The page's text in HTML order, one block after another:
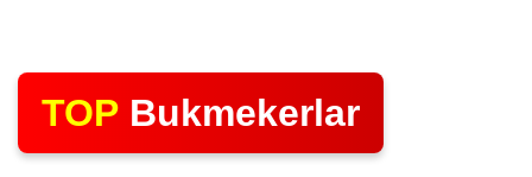
TOP Bukmekerlar